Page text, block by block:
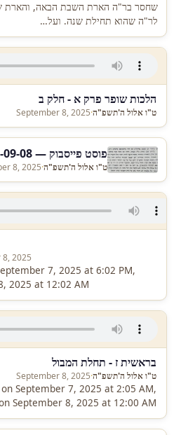
שחסר בר"ה הארת השבת הבאה, והארת
לר"ה שהוא תחילת שנה. ועל…
הלכות שופר פרק א - חלק ב
ט"ו אלול ה'תשפ"ה·
September 8, 2025
פוסט פייסבוק — 2025-09-08
ט"ו אלול ה'תשפ"ה·
8, 2025
2025
7, 2025 at 6:02 PM,
2025 at 12:02 AM
בראשית ז - תחלת המבול
ט"ו אלול ה'תשפ"ה·
September 8, 2025
September 7, 2025 at 2:05 AM,
September 8, 2025 at 12:00 AM